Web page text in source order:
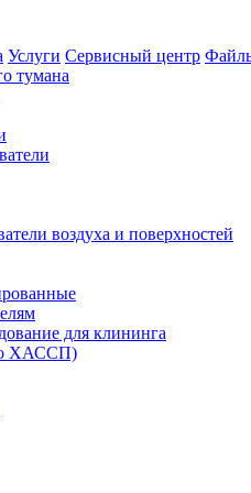
Услуги Сервисный центр
тумана
воздуха и поверхностей
для клининга
ХАССП)